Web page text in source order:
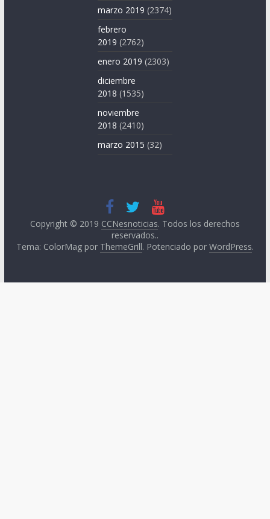
marzo 2019 (2374)
febrero
2019 (2762)
enero 2019 (2303)
diciembre
2018 (1535)
noviembre
2018 (2410)
marzo 2015 (32)
Copyright © 2019 CCNesnoticias. Todos los derechos
reservados..
Tema: ColorMag por ThemeGrill. Potenciado por WordPress.